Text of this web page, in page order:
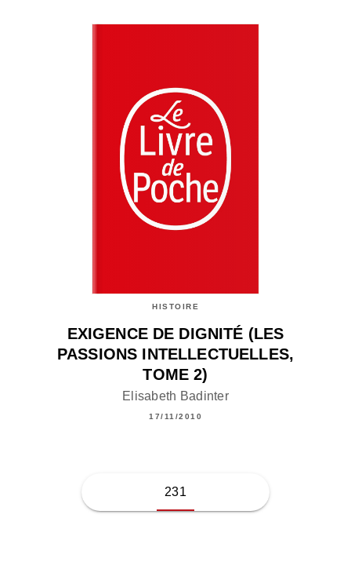
HISTOIRE
EXIGENCE DE DIGNITÉ (LES
PASSIONS INTELLECTUELLES,
TOME 2)
Elisabeth Badinter
17/11/2010
231